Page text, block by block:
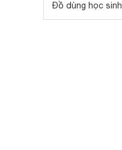
Đồ dùng học sinh